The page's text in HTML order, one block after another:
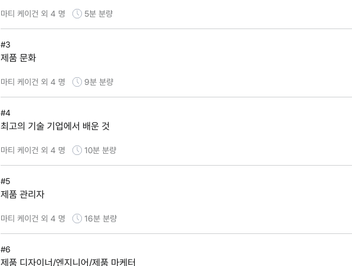
마티 케이건 외 4 명 5분 분량
#3
제품 문화
마티 케이건 외 4 명 9분 분량
#4
최고의 기술 기업에서 배운 것
마티 케이건 외 4 명 10분 분량
#5
제품 관리자
마티 케이건 외 4 명 16분 분량
#6
제품 디자이너/엔지니어/제품 마케터